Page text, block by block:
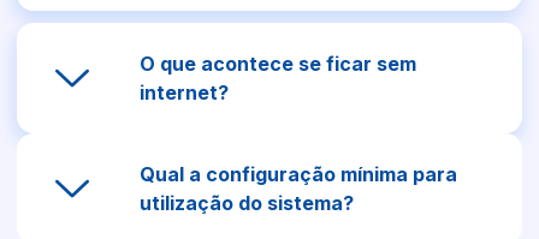
O que acontece se ficar sem
internet?
Qual a configuração mínima para
utilização do sistema?